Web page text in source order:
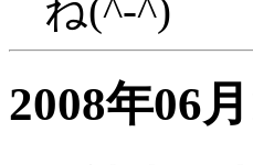
ね(^-^)
2008年06